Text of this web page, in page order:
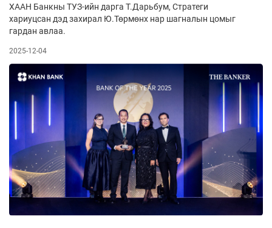
ХААН Банкны ТУЗ-ийн дарга Т.Дарьбум, Стратеги
хариуцсан дэд захирал Ю.Төрмөнх нар шагналын цомыг
гардан авлаа.
2025-12-04